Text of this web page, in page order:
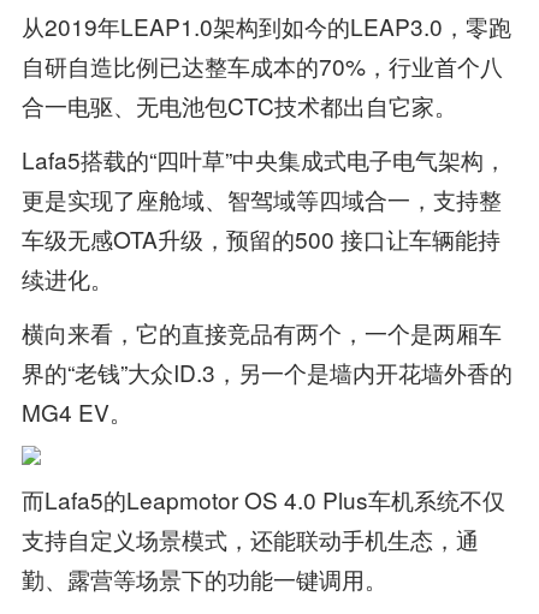
从2019年LEAP1.0架构到如今的LEAP3.0，零跑
自研自造比例已达整车成本的70%，行业首个八
合一电驱、无电池包CTC技术都出自它家。
Lafa5搭载的“四叶草”中央集成式电子电气架构，
更是实现了座舱域、智驾域等四域合一，支持整
车级无感OTA升级，预留的500 接口让车辆能持
续进化。
横向来看，它的直接竞品有两个，一个是两厢车
界的“老钱”大众ID.3，另一个是墙内开花墙外香的
MG4 EV。
而Lafa5的Leapmotor OS 4.0 Plus车机系统不仅
支持自定义场景模式，还能联动手机生态，通
勤、露营等场景下的功能一键调用。